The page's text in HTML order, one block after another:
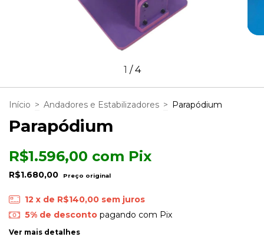
1 /4
Início > Andadores e Estabilizadores > Parapódium
Parapódium
R$1.680,00
R$1.596,00 com Pix
12 x de R$140,00 sem juros
5% de descontopagando com Pix
Ver mais detalhes